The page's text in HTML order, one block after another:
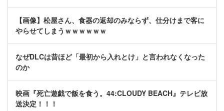
【画像】松屋さん、食器の返却のみならず、仕分けまで客に
やらせてしまうｗｗｗｗｗｗ
なぜDLCは昔ほど「最初から入れとけ」と言われなくなった
のか
映画『死亡遊戯で飯を食う。44:CLOUDY BEACH』テレビ放
送決定！！！